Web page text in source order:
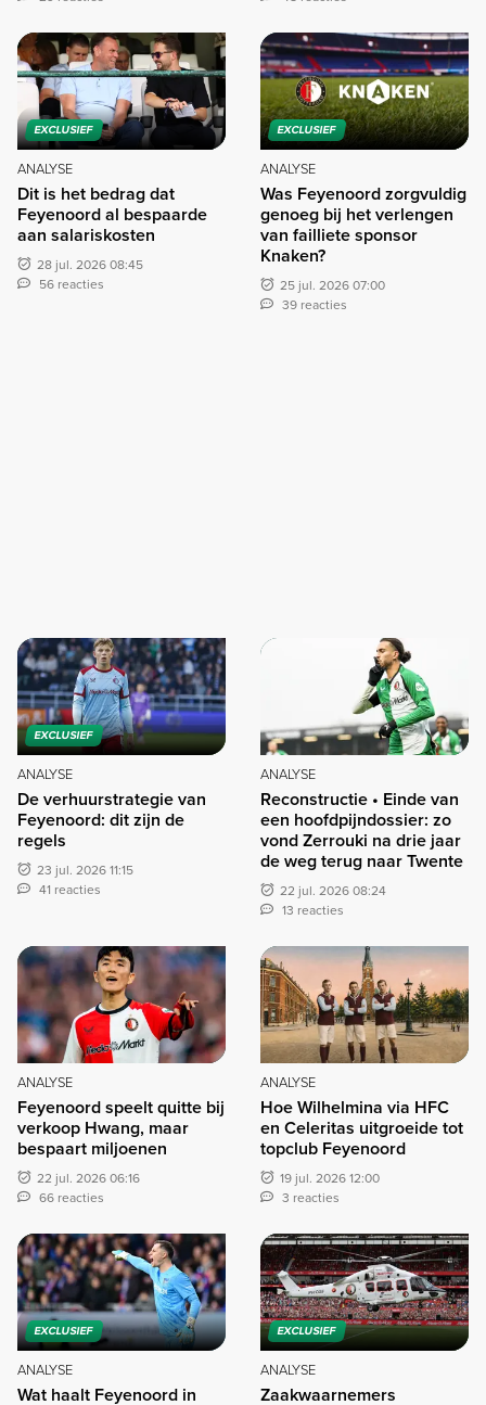
EXCLUSIEF
ANALYSE
Dit is het bedrag dat
Feyenoord al bespaarde
aan salariskosten
28 jul. 2026 08:45
56 reacties
EXCLUSIEF
ANALYSE
Was Feyenoord zorgvuldig
genoeg bij het verlengen
van failliete sponsor
Knaken?
25 jul. 2026 07:00
39 reacties
EXCLUSIEF
ANALYSE
De verhuurstrategie van
Feyenoord: dit zijn de
regels
23 jul. 2026 11:15
41 reacties
ANALYSE
Reconstructie • Einde van
een hoofdpijndossier: zo
vond Zerrouki na drie jaar
de weg terug naar Twente
22 jul. 2026 08:24
13 reacties
ANALYSE
Feyenoord speelt quitte bij
verkoop Hwang, maar
bespaart miljoenen
22 jul. 2026 06:16
66 reacties
ANALYSE
Hoe Wilhelmina via HFC
en Celeritas uitgroeide tot
topclub Feyenoord
19 jul. 2026 12:00
3 reacties
EXCLUSIEF
ANALYSE
Wat haalt Feyenoord in
EXCLUSIEF
ANALYSE
Zaakwaarnemers